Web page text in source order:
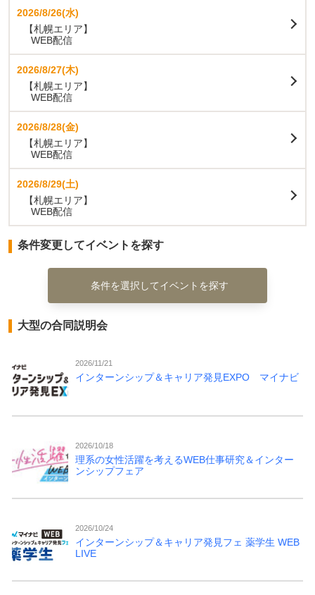
2026/8/26(水)
【札幌エリア】
WEB配信
2026/8/27(木)
【札幌エリア】
WEB配信
2026/8/28(金)
【札幌エリア】
WEB配信
2026/8/29(土)
【札幌エリア】
WEB配信
条件変更してイベントを探す
条件を選択してイベントを探す
大型の合同説明会
2026/11/21
インターンシップ＆キャリア発見EXPO マイナビ
2026/10/18
理系の女性活躍を考えるWEB仕事研究＆インター
ンシップフェア
2026/10/24
インターンシップ＆キャリア発見フェ 薬学生 WEB
LIVE